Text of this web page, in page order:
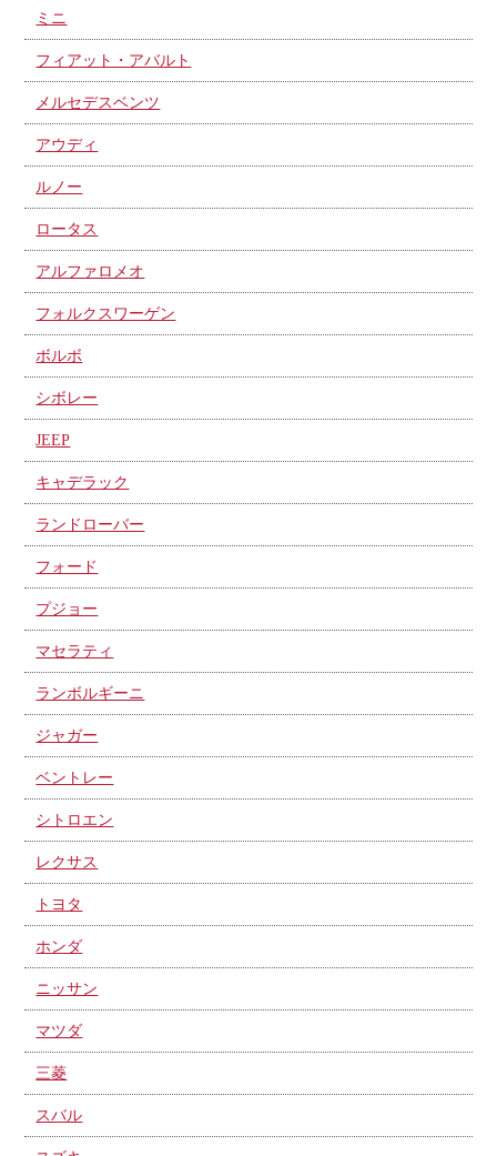
ミニ
フィアット・アバルト
メルセデスベンツ
アウディ
ルノー
ロータス
アルファロメオ
フォルクスワーゲン
ボルボ
シボレー
JEEP
キャデラック
ランドローバー
フォード
プジョー
マセラティ
ランボルギーニ
ジャガー
ベントレー
シトロエン
レクサス
トヨタ
ホンダ
ニッサン
マツダ
三菱
スバル